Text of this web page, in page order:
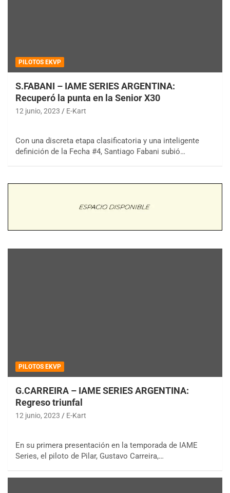
PILOTOS EKVP
S.FABANI – IAME SERIES ARGENTINA:
Recuperó la punta en la Senior X30
12 junio, 2023 E-Kart
Con una discreta etapa clasificatoria y una inteligente
definición de la Fecha #4, Santiago Fabani subió…
PILOTOS EKVP
G.CARREIRA – IAME SERIES ARGENTINA:
Regreso triunfal
12 junio, 2023 E-Kart
En su primera presentación en la temporada de IAME
Series, el piloto de Pilar, Gustavo Carreira,…